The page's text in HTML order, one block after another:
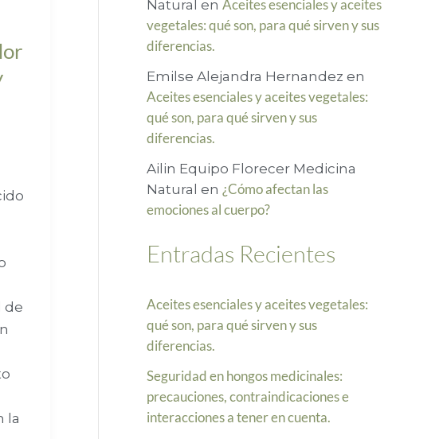
de
la
p
o
r
:
Natural en Aceites esenciales y aceites
vegetales: qué son, para qué sirven y sus
diferencias.
Emilse Alejandra Hernandez en
Aceites esenciales y aceites vegetales:
qué son, para qué sirven y sus
diferencias.
Ailin Equipo Florecer Medicina
Natural en ¿Cómo afectan las
emociones al cuerpo?
Entradas Recientes
Aceites esenciales y aceites vegetales:
qué son, para qué sirven y sus
diferencias.
Seguridad en hongos medicinales:
precauciones, contraindicaciones e
interacciones a tener en cuenta.